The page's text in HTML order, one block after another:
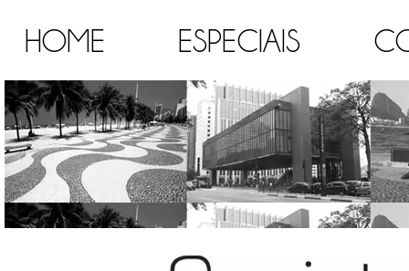
HOME ESPECIAIS